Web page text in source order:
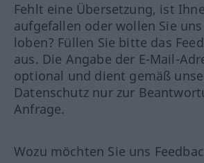
Fehlt eine Übersetzung, ist
aufgefallen oder wollen Sie
loben? Füllen Sie bitte das
aus. Die Angabe der E-Mail-
optional und dient gemäß
Datenschutz nur zur
Anfrage.
Wozu möchten Sie uns